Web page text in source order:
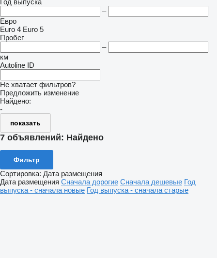
Год выпуска
–
Евро
Euro 4 Euro 5
Пробег
–
км
Autoline ID
Не хватает фильтров?
Предложить изменение
Найдено:
-
показать
7 объявлений: Найдено
Фильтр
Сортировка: Дата размещения
Дата размещения Сначала дорогие Сначала дешевые Год
выпуска - сначала новые Год выпуска - сначала старые